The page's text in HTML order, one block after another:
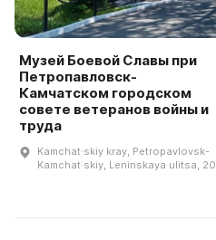
Музей Боевой Славы при
Петропавловск-
Камчатском городском
совете ветеранов войны и
труда
Kamchat·skiy kray, Petropavlovsk-
Kamchat·skiy, Leninskaya ulitsa, 20